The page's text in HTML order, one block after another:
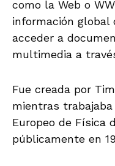
como la Web o
información global
acceder a
multimedia a
Fue creada por
mientras
Europeo de Física
públicamente en